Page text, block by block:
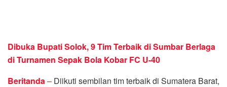
Dibuka Bupati Solok, 9 Tim Terbaik di Sumbar Berlaga
di Turnamen Sepak Bola Kobar FC U-40
Beritanda– Diikuti sembilan tim terbaik di Sumatera Barat,